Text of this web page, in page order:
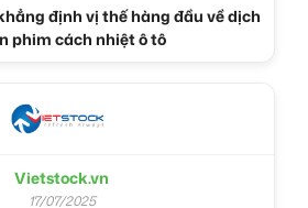
định vị thế hàng đầu về dịch
phim cách nhiệt ô tô
Vietstock.vn
17/07/2025